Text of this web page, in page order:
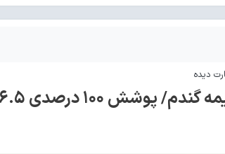
جهش ۱۵۰ درصدی تعهدات بیمه گندم/ پوشش ۱۰۰ درصدی ۶.۵